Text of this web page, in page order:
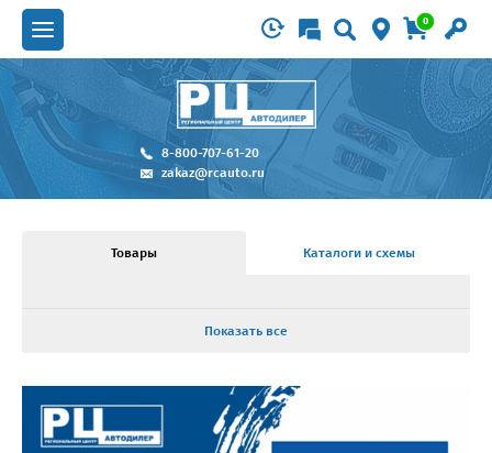
0
8-800-707-61-20
zakaz@rcauto.ru
Товары Каталоги и схемы
Показать все